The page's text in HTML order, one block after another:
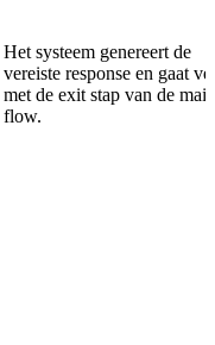
Het systeem genereert de
vereiste response en gaat
met de exit stap van de main
flow.